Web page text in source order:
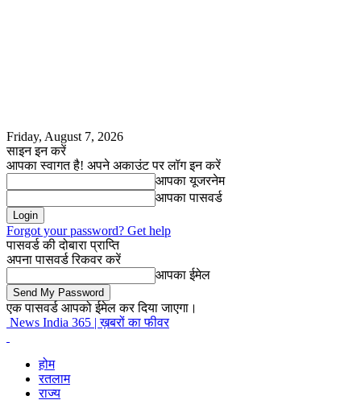
Friday, August 7, 2026
साइन इन करें
आपका स्वागत है! अपने अकाउंट पर लॉग इन करें
आपका यूजरनेम
आपका पासवर्ड
Forgot your password? Get help
पासवर्ड की दोबारा प्राप्ति
अपना पासवर्ड रिकवर करें
आपका ईमेल
एक पासवर्ड आपको ईमेल कर दिया जाएगा।
News India 365 | ख़बरों का फीवर
होम
रतलाम
राज्य